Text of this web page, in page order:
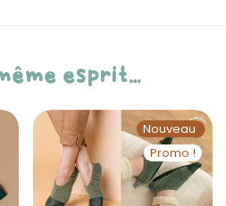
esprit…
Nouveau
Promo !